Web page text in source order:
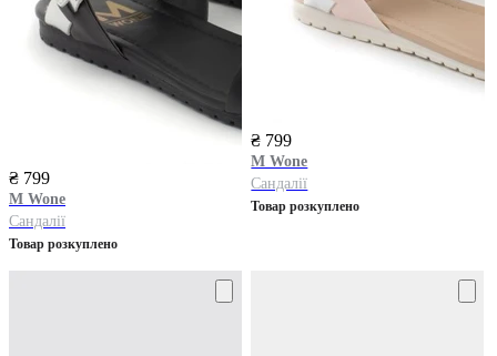
₴ 799
M Wone
Сандалії
Товар розкуплено
₴ 799
M Wone
Сандалії
Товар розкуплено